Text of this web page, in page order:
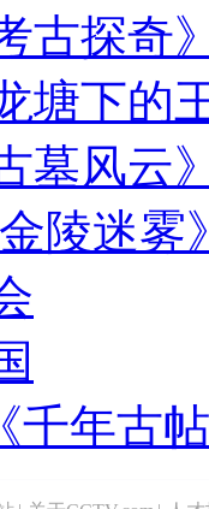
古探奇
塘下的
墓风云
陵迷雾
千年古